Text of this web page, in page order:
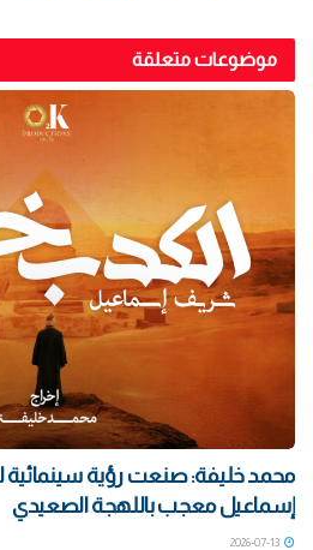
موضوعات متعلقة
محمد خليفة: صنعت رؤية سينمائية
إسماعيل معجب باللهجة الصعيدي